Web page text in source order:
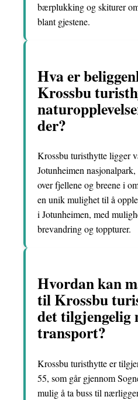
bærplukking og skiturer
blant gjestene.
Hva er
Krossbu
der?
Krossbu turisthytte ligger
Jotunheimen
over fjellene og breene i
en unik mulighet til å
i Jotunheimen, med
brevandring og toppturer.
Hvordan kan
til Krossbu
det tilgjengelig
transport?
Krossbu turisthytte er
55, som går gjennom
mulig å ta buss til